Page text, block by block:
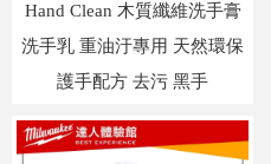
Hand Clean 木質纖維洗手膏
洗手乳 重油汙專用 天然環保
護手配方 去污 黑手